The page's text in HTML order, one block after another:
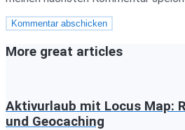
More great articles
Aktivurlaub mit Locus Map:
und Geocaching